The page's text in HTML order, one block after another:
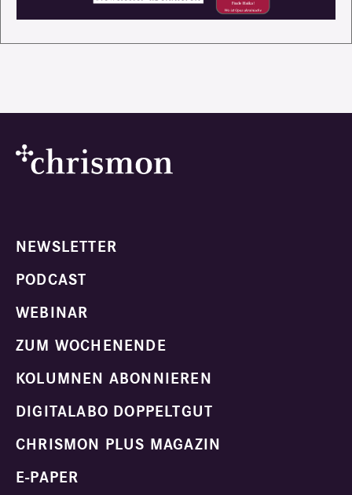
NEWSLETTER
PODCAST
WEBINAR
ZUM WOCHENENDE
KOLUMNEN ABONNIEREN
DIGITALABO DOPPELTGUT
CHRISMON PLUS MAGAZIN
E-PAPER